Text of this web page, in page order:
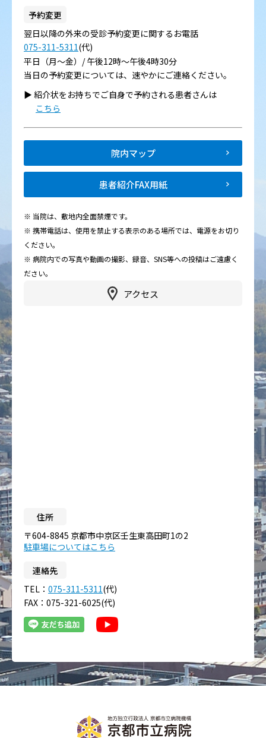
アクセス
住所
〒604-8845 京都市中京区壬生東高田町1の2
駐車場についてはこちら
連絡先
TEL： 075-311-5311(代)
FAX：075-321-6025(代)
予約変更
翌日以降の外来の受診予約変更に関するお電話
075-311-5311(代)
平日（月～金）/ 午後12時～午後4時30分
当日の予約変更については、速やかにご連絡ください。
▶︎ 紹介状をお持ちでご自身で予約される患者さんは
こちら
院内マップ
患者紹介FAX用紙
※ 当院は、敷地内全面禁煙です。
※ 携帯電話は、使用を禁止する表示のある場所では、電源をお切り
ください。
※ 病院内での写真や動画の撮影、録音、SNS等への投稿はご遠慮く
ださい。